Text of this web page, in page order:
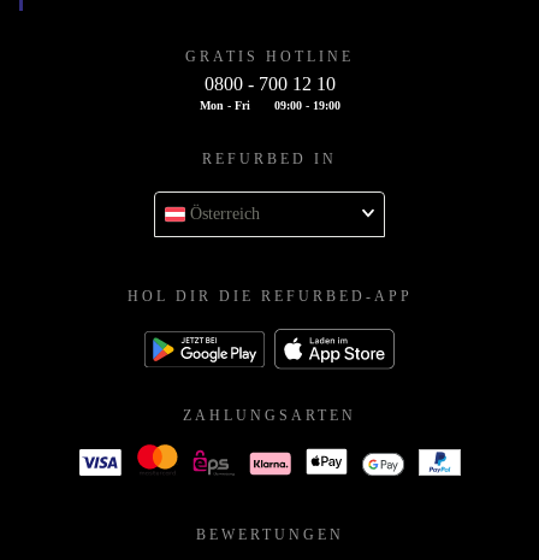
GRATIS HOTLINE
0800 - 700 12 10
Mon - Fri 09:00 - 19:00
REFURBED IN
Österreich
HOL DIR DIE REFURBED-APP
ZAHLUNGSARTEN
BEWERTUNGEN